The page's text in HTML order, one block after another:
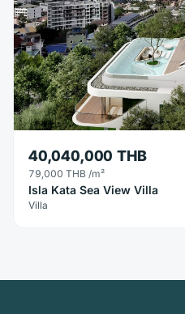
40,040,000 THB
79,000 THB /m²
Isla Kata Sea View Villa
Villa